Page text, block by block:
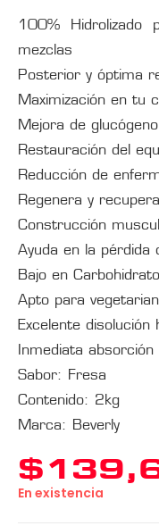
100% Hidrolizado
mezclas
Posterior y óptima
Maximización en tu
Mejora de
Restauración del
Reducción de
Regenera y
Construcción
Ayuda en la
Bajo en
Apto para
Excelente disolución
Inmediata absorción
Sabor: Fresa
Contenido: 2kg
Marca: Beverly
$
En existencia